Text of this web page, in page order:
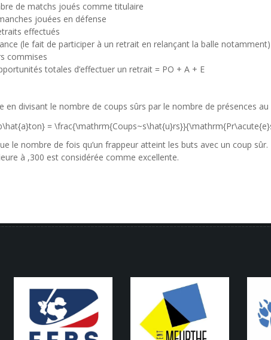
de matchs joués comme titulaire
jouées en défense
effectués
(le fait de participer à un retrait en relançant la balle notamment)
commises
totales d’effectuer un retrait = PO + A + E
en divisant le nombre de coups sûrs par le nombre de présences
le nombre de fois qu’un frappeur atteint les buts avec un coup sûr.
à ,300 est considérée comme excellente.